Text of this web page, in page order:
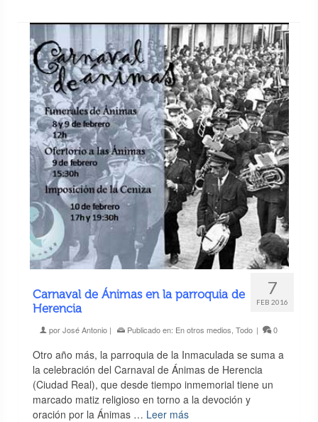
7
FEB 2016
Carnaval de Ánimas en la parroquia de
Herencia
porJosé Antonio| Publicado en: En otros medios Todo | 0
Otro año más, la parroquia de la Inmaculada se suma a
la celebración del Carnaval de Ánimas de Herencia
(Ciudad Real), que desde tiempo inmemorial tiene un
marcado matiz religioso en torno a la devoción y
oración por la Ánimas … Leer más